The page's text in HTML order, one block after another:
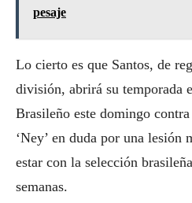
pesaje
Lo cierto es que Santos, de
división, abrirá su temporada
Brasileño este domingo
‘Ney’ en duda por una
estar con la selección
semanas.